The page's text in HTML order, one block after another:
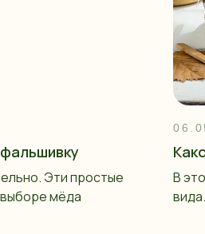
Эти простые
мёда
В